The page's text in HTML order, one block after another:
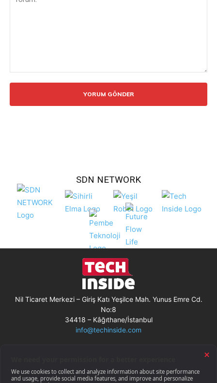
SDN NETWORK
Nil Ticaret Merkezi – Giriş Katı Yeşilce Mah. Yunus Emre Cd.
No:8
34418 – Kâğıthane/İstanbul
info@techinside.com
Gizlilik Bildirimi
RSS